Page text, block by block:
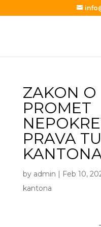
ZAKON O
PROMET
PRAVA
by admin | Feb 10,
kantona